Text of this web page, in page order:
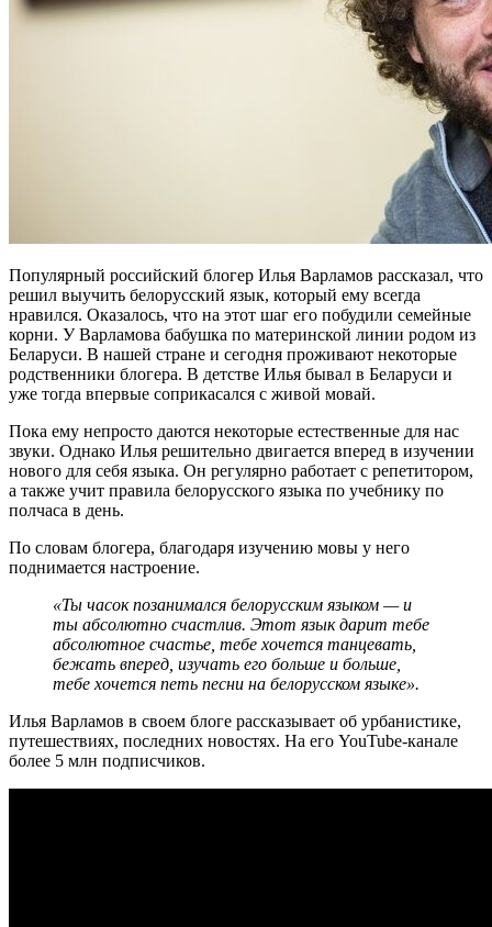
Популярный российский блогер Илья Варламов рассказал, что
решил выучить белорусский язык, который ему всегда
нравился. Оказалось, что на этот шаг его побудили семейные
корни. У Варламова бабушка по материнской линии родом из
Беларуси. В нашей стране и сегодня проживают некоторые
родственники блогера. В детстве Илья бывал в Беларуси и
уже тогда впервые соприкасался с живой мовай.
Пока ему непросто даются некоторые естественные для нас
звуки. Однако Илья решительно двигается вперед в изучении
нового для себя языка. Он регулярно работает с репетитором,
а также учит правила белорусского языка по учебнику по
полчаса в день.
По словам блогера, благодаря изучению мовы у него
поднимается настроение.
«Ты часок позанимался белорусским языком — и
ты абсолютно счастлив. Этот язык дарит тебе
абсолютное счастье, тебе хочется танцевать,
бежать вперед, изучать его больше и больше,
тебе хочется петь песни на белорусском языке».
Илья Варламов в своем блоге рассказывает об урбанистике,
путешествиях, последних новостях. На его YouTube-канале
более 5 млн подписчиков.